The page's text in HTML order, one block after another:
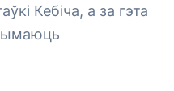
Кебіча, а за гэта